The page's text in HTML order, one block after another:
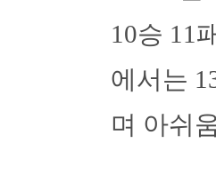
10승 11
에서는
며 아쉬